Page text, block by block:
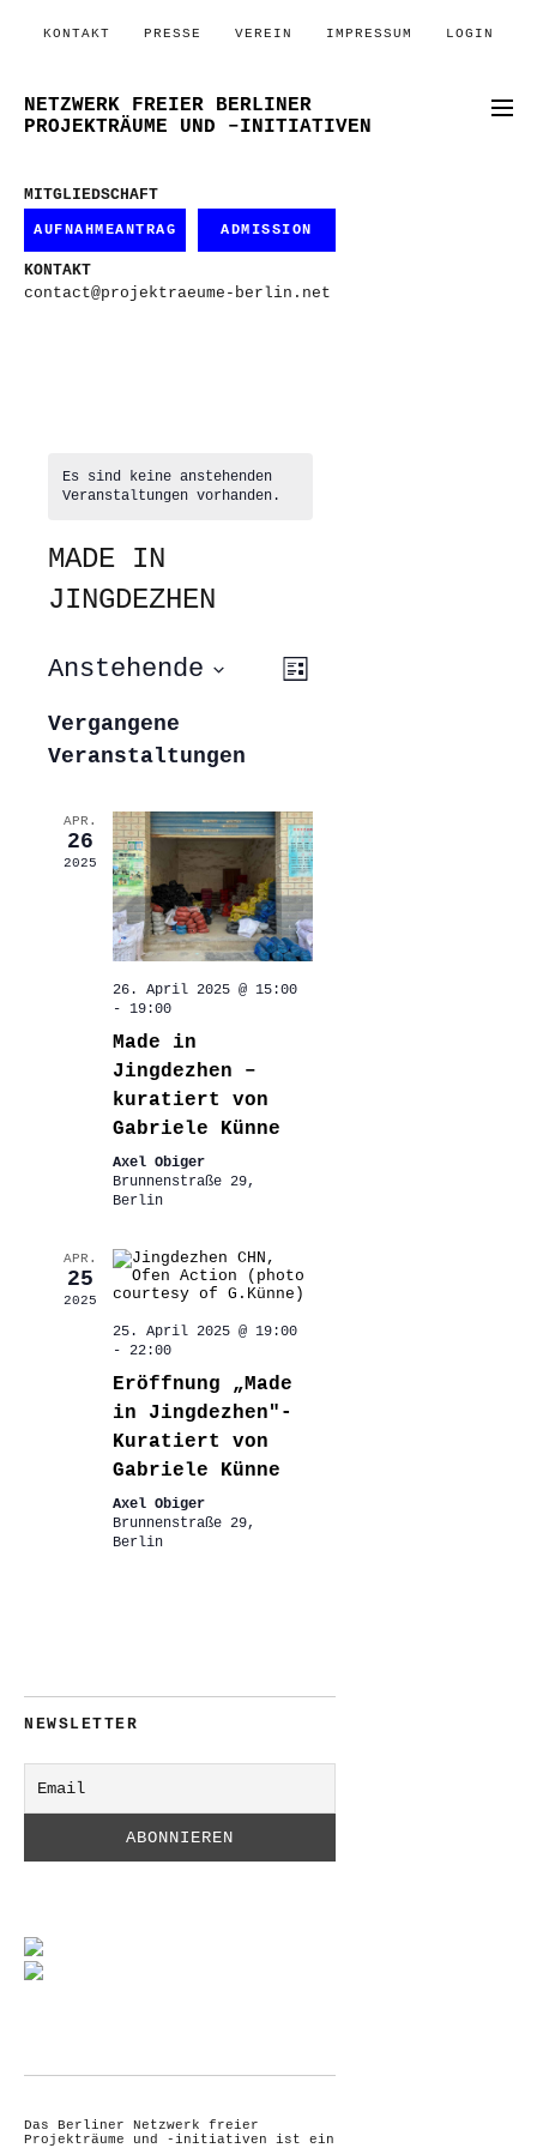
KONTAKT PRESSE VEREIN IMPRESSUM LOGIN
NETZWERK FREIER BERLINER
PROJEKTRÄUME UND –INITIATIVEN
MITGLIEDSCHAFT
AUFNAHMEANTRAG ADMISSION
KONTAKT
contact@projektraeume-berlin.net
Es sind keine anstehenden
Veranstaltungen vorhanden.
MADE IN
JINGDEZHEN
ANSICHTEN-
NAVIGATION
VERANSTALTUNG
ANSICHTEN-
Liste
Anstehende
wählen.
Vergangene
Veranstaltungen
APR.
26
2025
26. April 2025 @ 15:00
- 19:00
Made in
Jingdezhen –
kuratiert von
Gabriele Künne
Axel Obiger
Brunnenstraße 29,
Berlin
APR.
25
2025
25. April 2025 @ 19:00
- 22:00
Eröffnung „Made
in Jingdezhen″-
Kuratiert von
Gabriele Künne
Axel Obiger
Brunnenstraße 29,
Berlin
NEWSLETTER
Das Berliner Netzwerk freier
Projekträume und -initiativen ist ein